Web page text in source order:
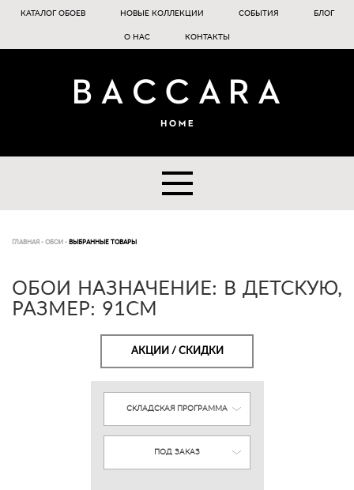
КАТАЛОГ ОБОЕВ НОВЫЕ КОЛЛЕКЦИИ СОБЫТИЯ БЛОГ
О НАС КОНТАКТЫ
ГЛАВНАЯ - ОБОИ - ВЫБРАННЫЕ ТОВАРЫ
ОБОИ НАЗНАЧЕНИЕ: В ДЕТСКУЮ,
РАЗМЕР: 91СМ
АКЦИИ / СКИДКИ
СКЛАДСКАЯ ПРОГРАММА
ПОД ЗАКАЗ